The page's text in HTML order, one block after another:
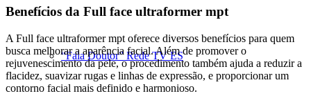
“Fala Doutor” Rede TV ES
Benefícios da Full face ultraformer mpt
A Full face ultraformer mpt oferece diversos benefícios para quem
busca melhorar a aparência facial. Além de promover o
rejuvenescimento da pele, o procedimento também ajuda a reduzir a
flacidez, suavizar rugas e linhas de expressão, e proporcionar um
contorno facial mais definido e harmonioso.